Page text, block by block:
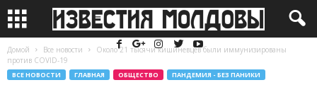
Домой Все новости
Около 21 тысячи кишиневцев были иммунизированы
против COVID-19
ВСЕ НОВОСТИ ГЛАВНАЯ ОБЩЕСТВО ПАНДЕМИЯ - БЕЗ ПАНИКИ